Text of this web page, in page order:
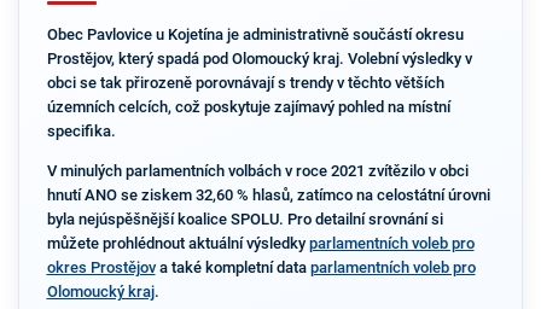
Obec Pavlovice u Kojetína je administrativně součástí okresu
Prostějov, který spadá pod Olomoucký kraj. Volební výsledky v
obci se tak přirozeně porovnávají s trendy v těchto větších
územních celcích, což poskytuje zajímavý pohled na místní
specifika.
V minulých parlamentních volbách v roce 2021 zvítězilo v obci
hnutí ANO se ziskem 32,60 % hlasů, zatímco na celostátní úrovni
byla nejúspěšnější koalice SPOLU. Pro detailní srovnání si
můžete prohlédnout aktuální výsledky parlamentních voleb pro
okres Prostějova také kompletní data parlamentních voleb pro
Olomoucký kraj.